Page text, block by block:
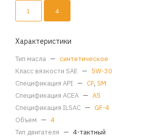
1 4
Характеристики
Тип масла — синтетическое
Класс вязкости SAE — 5W-30
Спецификация API — CF, SM
Спецификация ACEA — A5
Спецификация ILSAC — GF-4
Объем — 4
Тип двигателя — 4-тактный